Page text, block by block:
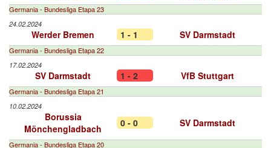
Germania - Bundesliga Etapa 23
24.02.2024
Werder Bremen 1 - 1 SV Darmstadt
Germania - Bundesliga Etapa 22
17.02.2024
SV Darmstadt 1 - 2 VfB Stuttgart
Germania - Bundesliga Etapa 21
10.02.2024
Borussia
Mönchengladbach
0 - 0 SV Darmstadt
Germania - Bundesliga Etapa 20